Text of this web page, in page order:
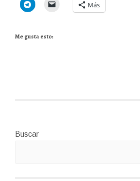
Más
Me gusta esto:
Buscar